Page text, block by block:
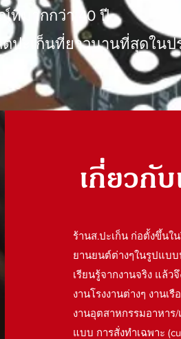
ที่มากกว่า 40 ปี
ปะเก็นที่ยาวนานที่สุดในป
เกี่ยวกับ
ร้านส.ปะเก็น ก่อตั้งขึ้นใ
ยานยนต์ต่างๆในรูปแบ
เรียนรู้จากงานจริง แล้
งานโรงงานต่างๆ งานเ
งานอุตสาหกรรมอาหาร/
แบบ การสั่งทำเฉพาะ